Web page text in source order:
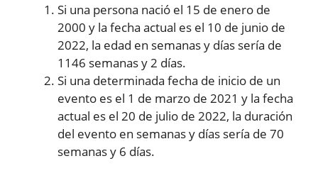
Si una persona nació el 15 de enero de
2000 y la fecha actual es el 10 de junio de
2022, la edad en semanas y días sería de
1146 semanas y 2 días.
Si una determinada fecha de inicio de un
evento es el 1 de marzo de 2021 y la fecha
actual es el 20 de julio de 2022, la duración
del evento en semanas y días sería de 70
semanas y 6 días.